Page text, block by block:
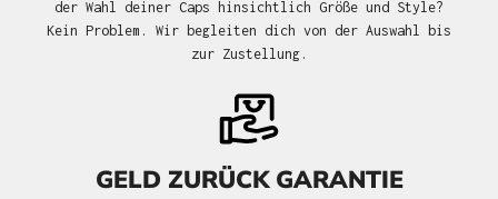
der Wahl deiner Caps hinsichtlich Größe und Style?
Kein Problem. Wir begleiten dich von der Auswahl bis
zur Zustellung.
GELD ZURÜCK GARANTIE